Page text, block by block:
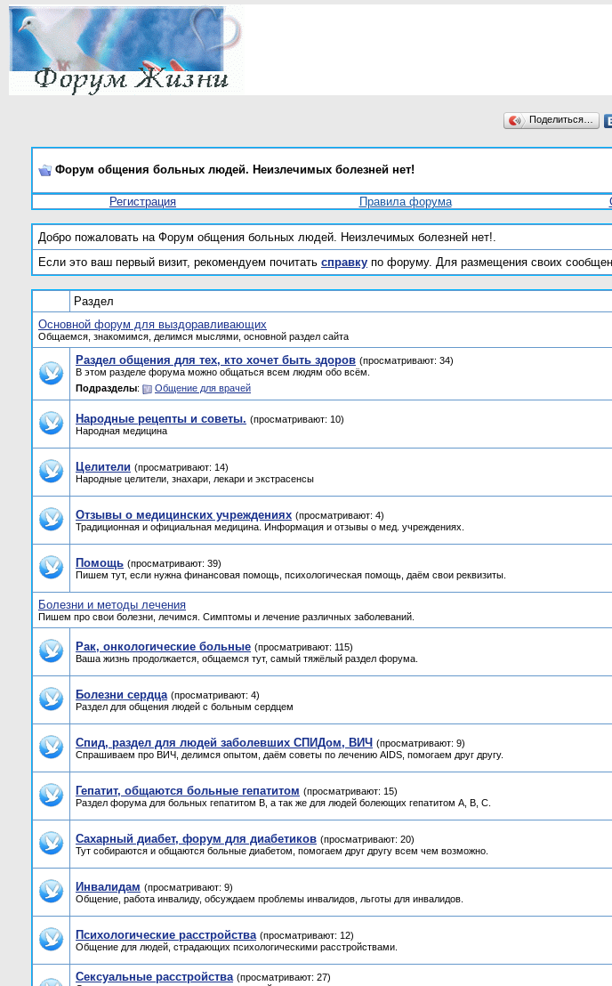
Поделиться…
Форум общения больных людей. Неизлечимых болезней нет!
Регистрация Правила форума
Добро пожаловать на Форум общения больных людей. Неизлечимых болезней нет!.
Если это ваш первый визит, рекомендуем почитать справку по форуму. Для размещения своих
Раздел
Основной форум для выздоравливающих
Общаемся, знакомимся, делимся мыслями, основной раздел сайта
Раздел общения для тех, кто хочет быть здоров (просматривают: 34)
В этом разделе форума можно общаться всем людям обо всём.
Подразделы: Общение для врачей
Народные рецепты и советы. (просматривают: 10)
Народная медицина
Целители (просматривают: 14)
Народные целители, знахари, лекари и экстрасенсы
Отзывы о медицинских учреждениях (просматривают: 4)
Традиционная и официальная медицина. Информация и отзывы о мед. учреждениях.
Помощь (просматривают: 39)
Пишем тут, если нужна финансовая помощь, психологическая помощь, даём свои реквизиты.
Болезни и методы лечения
Пишем про свои болезни, лечимся. Симптомы и лечение различных заболеваний.
Рак, онкологические больные (просматривают: 115)
Ваша жизнь продолжается, общаемся тут, самый тяжёлый раздел форума.
Болезни сердца (просматривают: 4)
Раздел для общения людей с больным сердцем
Спид, раздел для людей заболевших СПИДом, ВИЧ (просматривают: 9)
Спрашиваем про ВИЧ, делимся опытом, даём советы по лечению AIDS, помогаем друг другу.
Гепатит, общаются больные гепатитом (просматривают: 15)
Раздел форума для больных гепатитом B, а так же для людей болеющих гепатитом А, В, C.
Сахарный диабет, форум для диабетиков (просматривают: 20)
Тут собираются и общаются больные диабетом, помогаем друг другу всем чем возможно.
Инвалидам (просматривают: 9)
Общение, работа инвалиду, обсуждаем проблемы инвалидов, льготы для инвалидов.
Психологические расстройства (просматривают: 12)
Общение для людей, страдающих психологическими расстройствами.
Сексуальные расстройства (просматривают: 27)